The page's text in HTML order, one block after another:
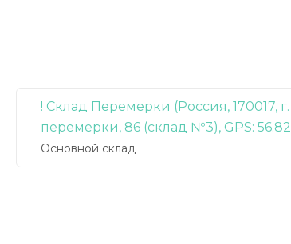
! Склад Перемерки (Россия, 170017,
перемерки, 86 (склад №3), GPS:
Основной склад